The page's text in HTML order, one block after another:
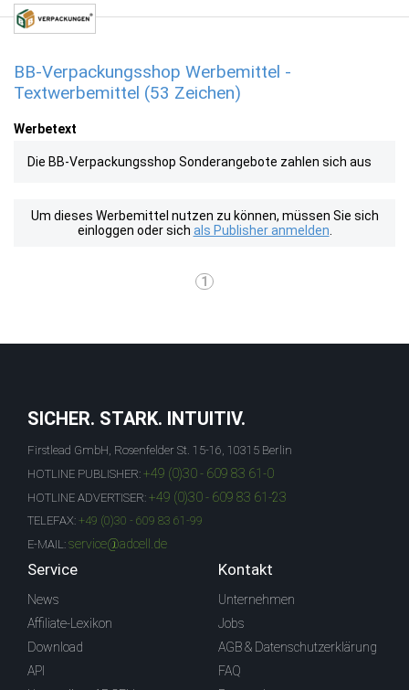
BB-Verpackungsshop Werbemittel -
Textwerbemittel (53 Zeichen)
Werbetext
Die BB-Verpackungsshop Sonderangebote zahlen sich aus
Um dieses Werbemittel nutzen zu können, müssen Sie sich
einloggen oder sich als Publisher anmelden
1
SICHER. STARK. INTUITIV.
Firstlead GmbH, Rosenfelder St. 15-16, 10315 Berlin
HOTLINE PUBLISHER: +49 (0)30 - 609 83 61-0
HOTLINE ADVERTISER: +49 (0)30 - 609 83 61-23
TELEFAX: +49 (0)30 - 609 83 61-99
E-MAIL: service@adcell.de
Service
News
Affiliate-Lexikon
Download
API
Kontakt
Unternehmen
Jobs
AGB & Datenschutzerklärung
FAQ